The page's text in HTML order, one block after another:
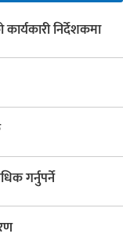
निर्देशकमा
गर्नुपर्ने